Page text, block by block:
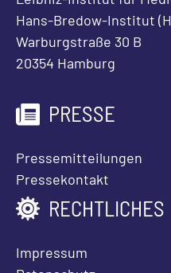
Hans-Bredow-Institut
Warburgstraße 30 B
20354 Hamburg
PRESSE
Pressemitteilungen
Pressekontakt
RECHTLICHES
Impressum